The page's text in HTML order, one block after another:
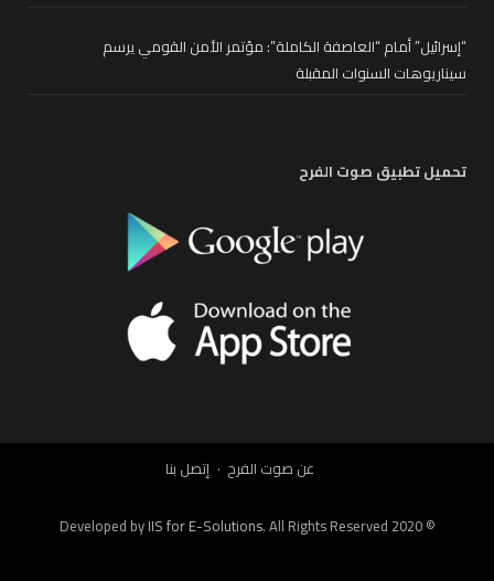
“إسرائيل” أمام “العاصفة الكاملة”: مؤتمر الأمن القومي يرسم
سيناريوهات السنوات المقبلة
تحميل تطبيق صوت الفرح
عن صوت الفرح إتصل بنا
© Developed by
IIS for E-Solutions. All Rights Reserved 2020